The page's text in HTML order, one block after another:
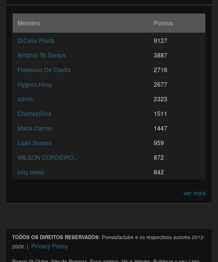
Membro Pontos
DiCello Poeta
9127
António Tê Santos
3887
Frederico De Castro
2716
Hygora Hoxy
2677
admin
2323
CharlesSilva
1511
Maria Carmo
1447
Luan Soares
959
WILSON CORDEIRO...
872
billy brasil
842
ver mais
TODOS OS DIREITOS RESERVADOS: Poesiafaclube e os respectivos autores2012-
2026 . | Privacy Policy